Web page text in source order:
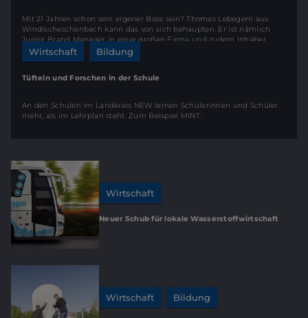
Mit 21 Jahren schon sein eigener Boss sein? Thomas Lebegern aus
Windischeschenbach kann das von sich behaupten. Er ist nämlich
Junior Brand Manager in einer großen Firma und zudem Inhaber
einer charmanten Werbeagentur.
Wirtschaft Bildung
Tüfteln und Forschen in der Schule
An den Schulen im Landkreis NEW lernen Schülerinnen und Schüler
mehr, als im Lehrplan steht. Zum Beispiel MINT.
Wirtschaft
Neuer Schub für lokale Wasserstoffwirtschaft
Wirtschaft Bildung